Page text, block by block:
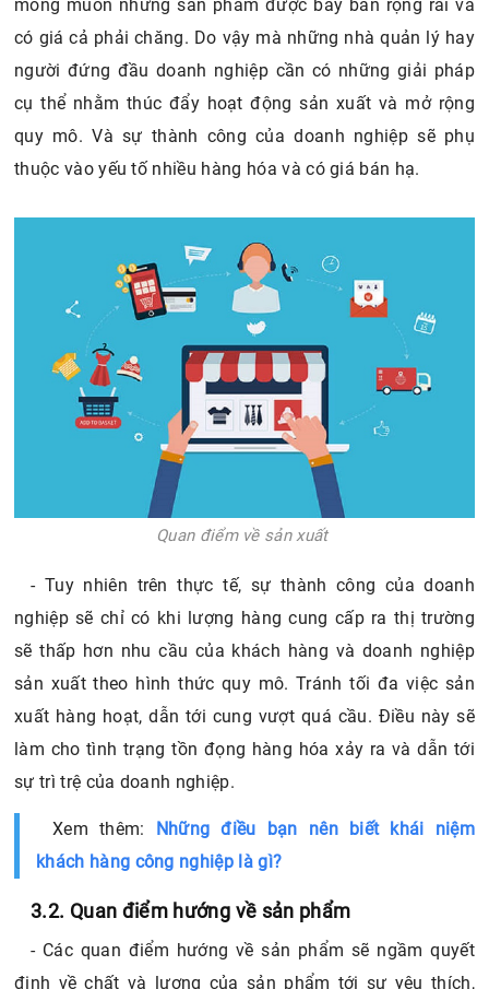
mong muốn những sản phẩm được bày bán rộng rãi và
có giá cả phải chăng. Do vậy mà những nhà quản lý hay
người đứng đầu doanh nghiệp cần có những giải pháp
cụ thể nhằm thúc đẩy hoạt động sản xuất và mở rộng
quy mô. Và sự thành công của doanh nghiệp sẽ phụ
thuộc vào yếu tố nhiều hàng hóa và có giá bán hạ.
Quan điểm về sản xuất
- Tuy nhiên trên thực tế, sự thành công của doanh
nghiệp sẽ chỉ có khi lượng hàng cung cấp ra thị trường
sẽ thấp hơn nhu cầu của khách hàng và doanh nghiệp
sản xuất theo hình thức quy mô. Tránh tối đa việc sản
xuất hàng hoạt, dẫn tới cung vượt quá cầu. Điều này sẽ
làm cho tình trạng tồn đọng hàng hóa xảy ra và dẫn tới
sự trì trệ của doanh nghiệp.
Xem thêm:
Những điều bạn nên biết khái niệm
khách hàng công nghiệp là gì?
3.2. Quan điểm hướng về sản phẩm
- Các quan điểm hướng về sản phẩm sẽ ngầm quyết
định về chất và lượng của sản phẩm tới sự yêu thích,